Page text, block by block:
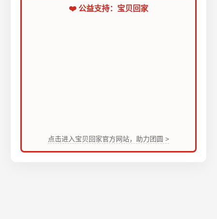
❤️ 公益支持：宝贝回家
点击进入宝贝回家官方网站，助力团圆 >